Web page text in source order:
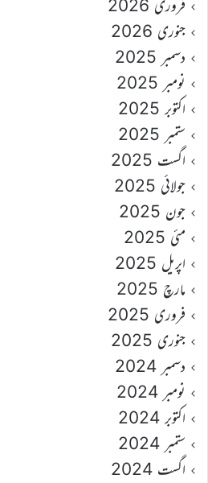
فروری 2026
جنوری 2026
دسمبر 2025
نومبر 2025
اکتوبر 2025
ستمبر 2025
اگست 2025
جولائی 2025
جون 2025
مئی 2025
اپریل 2025
مارچ 2025
فروری 2025
جنوری 2025
دسمبر 2024
نومبر 2024
اکتوبر 2024
ستمبر 2024
اگست 2024